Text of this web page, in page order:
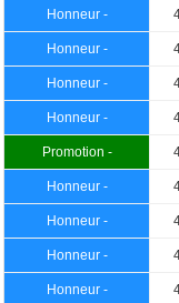
Honneur -
Honneur -
Honneur -
Honneur -
Promotion -
Honneur -
Honneur -
Honneur -
Honneur -